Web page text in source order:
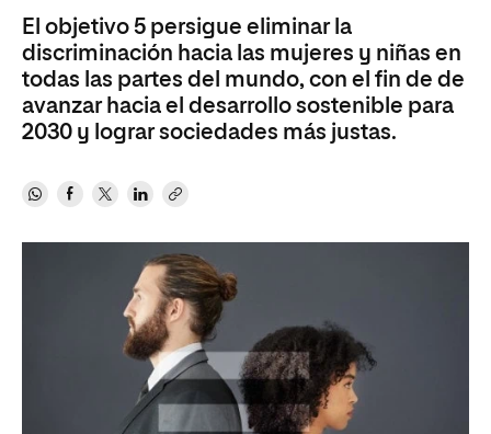
El objetivo 5 persigue eliminar la
discriminación hacia las mujeres y niñas en
todas las partes del mundo, con el fin de de
avanzar hacia el desarrollo sostenible para
2030 y lograr sociedades más justas.